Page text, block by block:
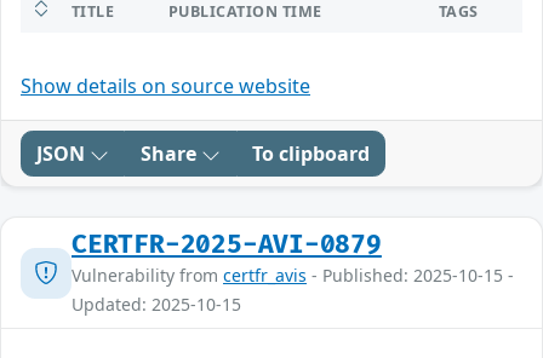
TITLE PUBLICATION TIME TAGS
Show details on source website
JSON Share To clipboard
CERTFR-2025-AVI-0879
Vulnerability from certfr_avis - Published: 2025-10-15 -
Updated: 2025-10-15